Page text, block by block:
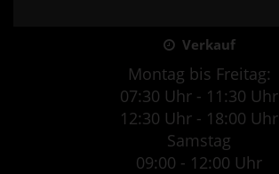
Verkauf
Montag bis Freitag:
07:30 Uhr - 11:30 Uhr
12:30 Uhr - 18:00 Uhr
Samstag
09:00 - 12:00 Uhr